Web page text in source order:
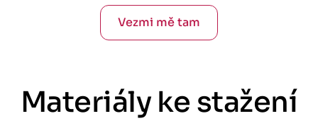
Vezmi mě tam
Materiály ke stažení